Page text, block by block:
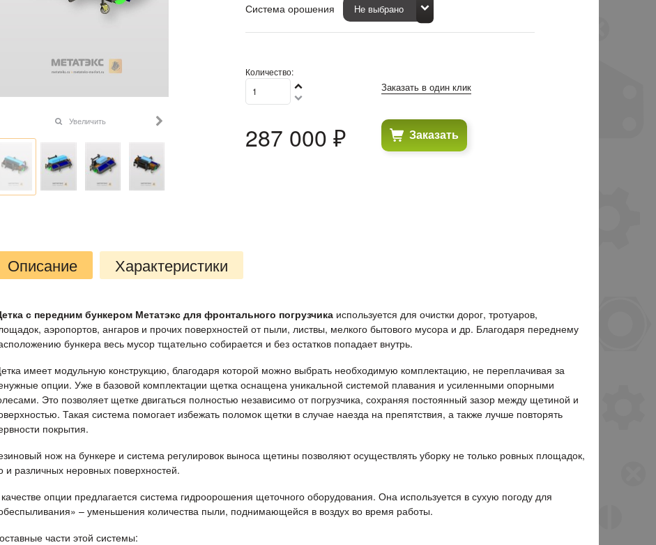
Увеличить
Система орошения
Количество:
287 000 ₽
Заказать в один клик
Заказать
Описание Характеристики
с передним бункером Метатэкс для фронтального погрузчика используется для очистки дорог, тротуаров,
аэропортов, ангаров и прочих поверхностей от пыли, листвы, мелкого бытового мусора и др. Благодаря переднему
бункера весь мусор тщательно собирается и без остатков попадает внутрь.
имеет модульную конструкцию, благодаря которой можно выбрать необходимую комплектацию, не переплачивая за
опции. Уже в базовой комплектации щетка оснащена уникальной системой плавания и усиленными опорными
Это позволяет щетке двигаться полностью независимо от погрузчика, сохраняя постоянный зазор между щетиной и
Такая система помогает избежать поломок щетки в случае наезда на препятствия, а также лучше повторять
покрытия.
нож на бункере и система регулировок выноса щетины позволяют осуществлять уборку не только ровных площадок,
и различных неровных поверхностей.
опции предлагается система гидроорошения щеточного оборудования. Она используется в сухую погоду для
– уменьшения количества пыли, поднимающейся в воздух во время работы.
части этой системы: